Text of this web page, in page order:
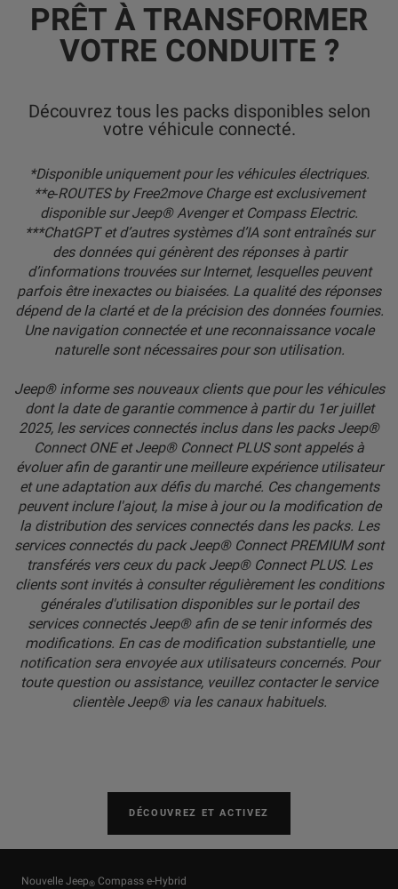
PRÊT À TRANSFORMER
VOTRE CONDUITE ?
Découvrez tous les packs disponibles selon
votre véhicule connecté.
*Disponible uniquement pour les véhicules électriques.
**e‑ROUTES by Free2move Charge est exclusivement
disponible sur Jeep® Avenger et Compass Electric.
***ChatGPT et d’autres systèmes d’IA sont entraînés sur
des données qui génèrent des réponses à partir
d’informations trouvées sur Internet, lesquelles peuvent
parfois être inexactes ou biaisées. La qualité des réponses
dépend de la clarté et de la précision des données fournies.
Une navigation connectée et une reconnaissance vocale
naturelle sont nécessaires pour son utilisation.
Jeep® informe ses nouveaux clients que pour les véhicules
dont la date de garantie commence à partir du 1er juillet
2025, les services connectés inclus dans les packs Jeep®
Connect ONE et Jeep® Connect PLUS sont appelés à
évoluer afin de garantir une meilleure expérience utilisateur
et une adaptation aux défis du marché. Ces changements
peuvent inclure l'ajout, la mise à jour ou la modification de
la distribution des services connectés dans les packs. Les
services connectés du pack Jeep® Connect PREMIUM sont
transférés vers ceux du pack Jeep® Connect PLUS. Les
clients sont invités à consulter régulièrement les conditions
générales d'utilisation disponibles sur le portail des
services connectés Jeep® afin de se tenir informés des
modifications. En cas de modification substantielle, une
notification sera envoyée aux utilisateurs concernés. Pour
toute question ou assistance, veuillez contacter le service
clientèle Jeep® via les canaux habituels.
DÉCOUVREZ ET ACTIVEZ
Nouvelle Jeep® Compass e-Hybrid